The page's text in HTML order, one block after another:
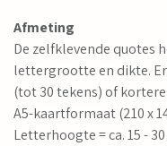
Afmeting
De zelfklevende quotes
lettergrootte en dikte.
(tot 30 tekens) of
A5-kaartformaat (210 x
Letterhoogte = ca. 15 -